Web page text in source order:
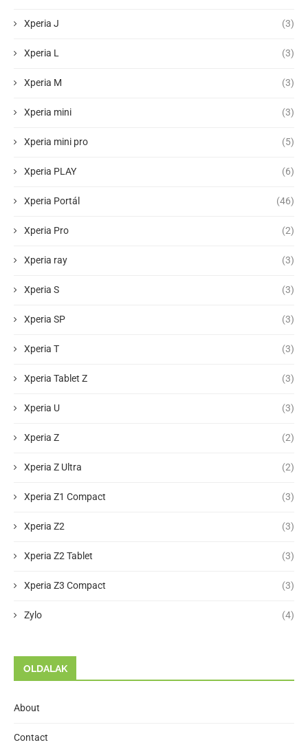
Xperia J (3)
Xperia L (3)
Xperia M (3)
Xperia mini (3)
Xperia mini pro (5)
Xperia PLAY (6)
Xperia Portál (46)
Xperia Pro (2)
Xperia ray (3)
Xperia S (3)
Xperia SP (3)
Xperia T (3)
Xperia Tablet Z (3)
Xperia U (3)
Xperia Z (2)
Xperia Z Ultra (2)
Xperia Z1 Compact (3)
Xperia Z2 (3)
Xperia Z2 Tablet (3)
Xperia Z3 Compact (3)
Zylo (4)
OLDALAK
About
Contact